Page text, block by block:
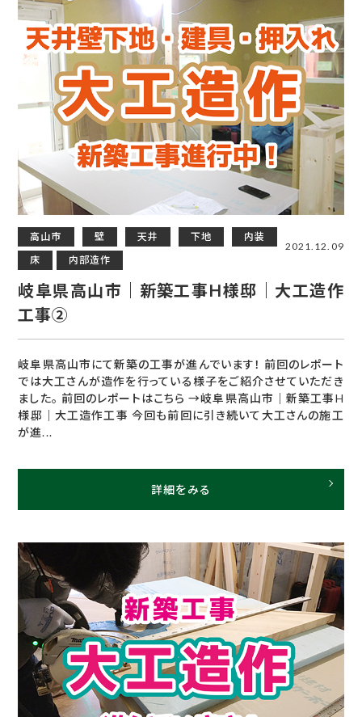
高山市 壁 天井 下地
内装
床
内部造作
2021.12.09
岐阜県高山市｜新築工事H様邸｜大工造作
工事②
岐阜県高山市にて新築の工事が進んでいます！ 前回のレポート
では大工さんが造作を行っている様子をご紹介させていただき
ました。 前回のレポートはこちら →岐阜県高山市｜新築工事H
様邸｜大工造作工事 今回も前回に引き続いて大工さんの施工
が進...
詳細をみる